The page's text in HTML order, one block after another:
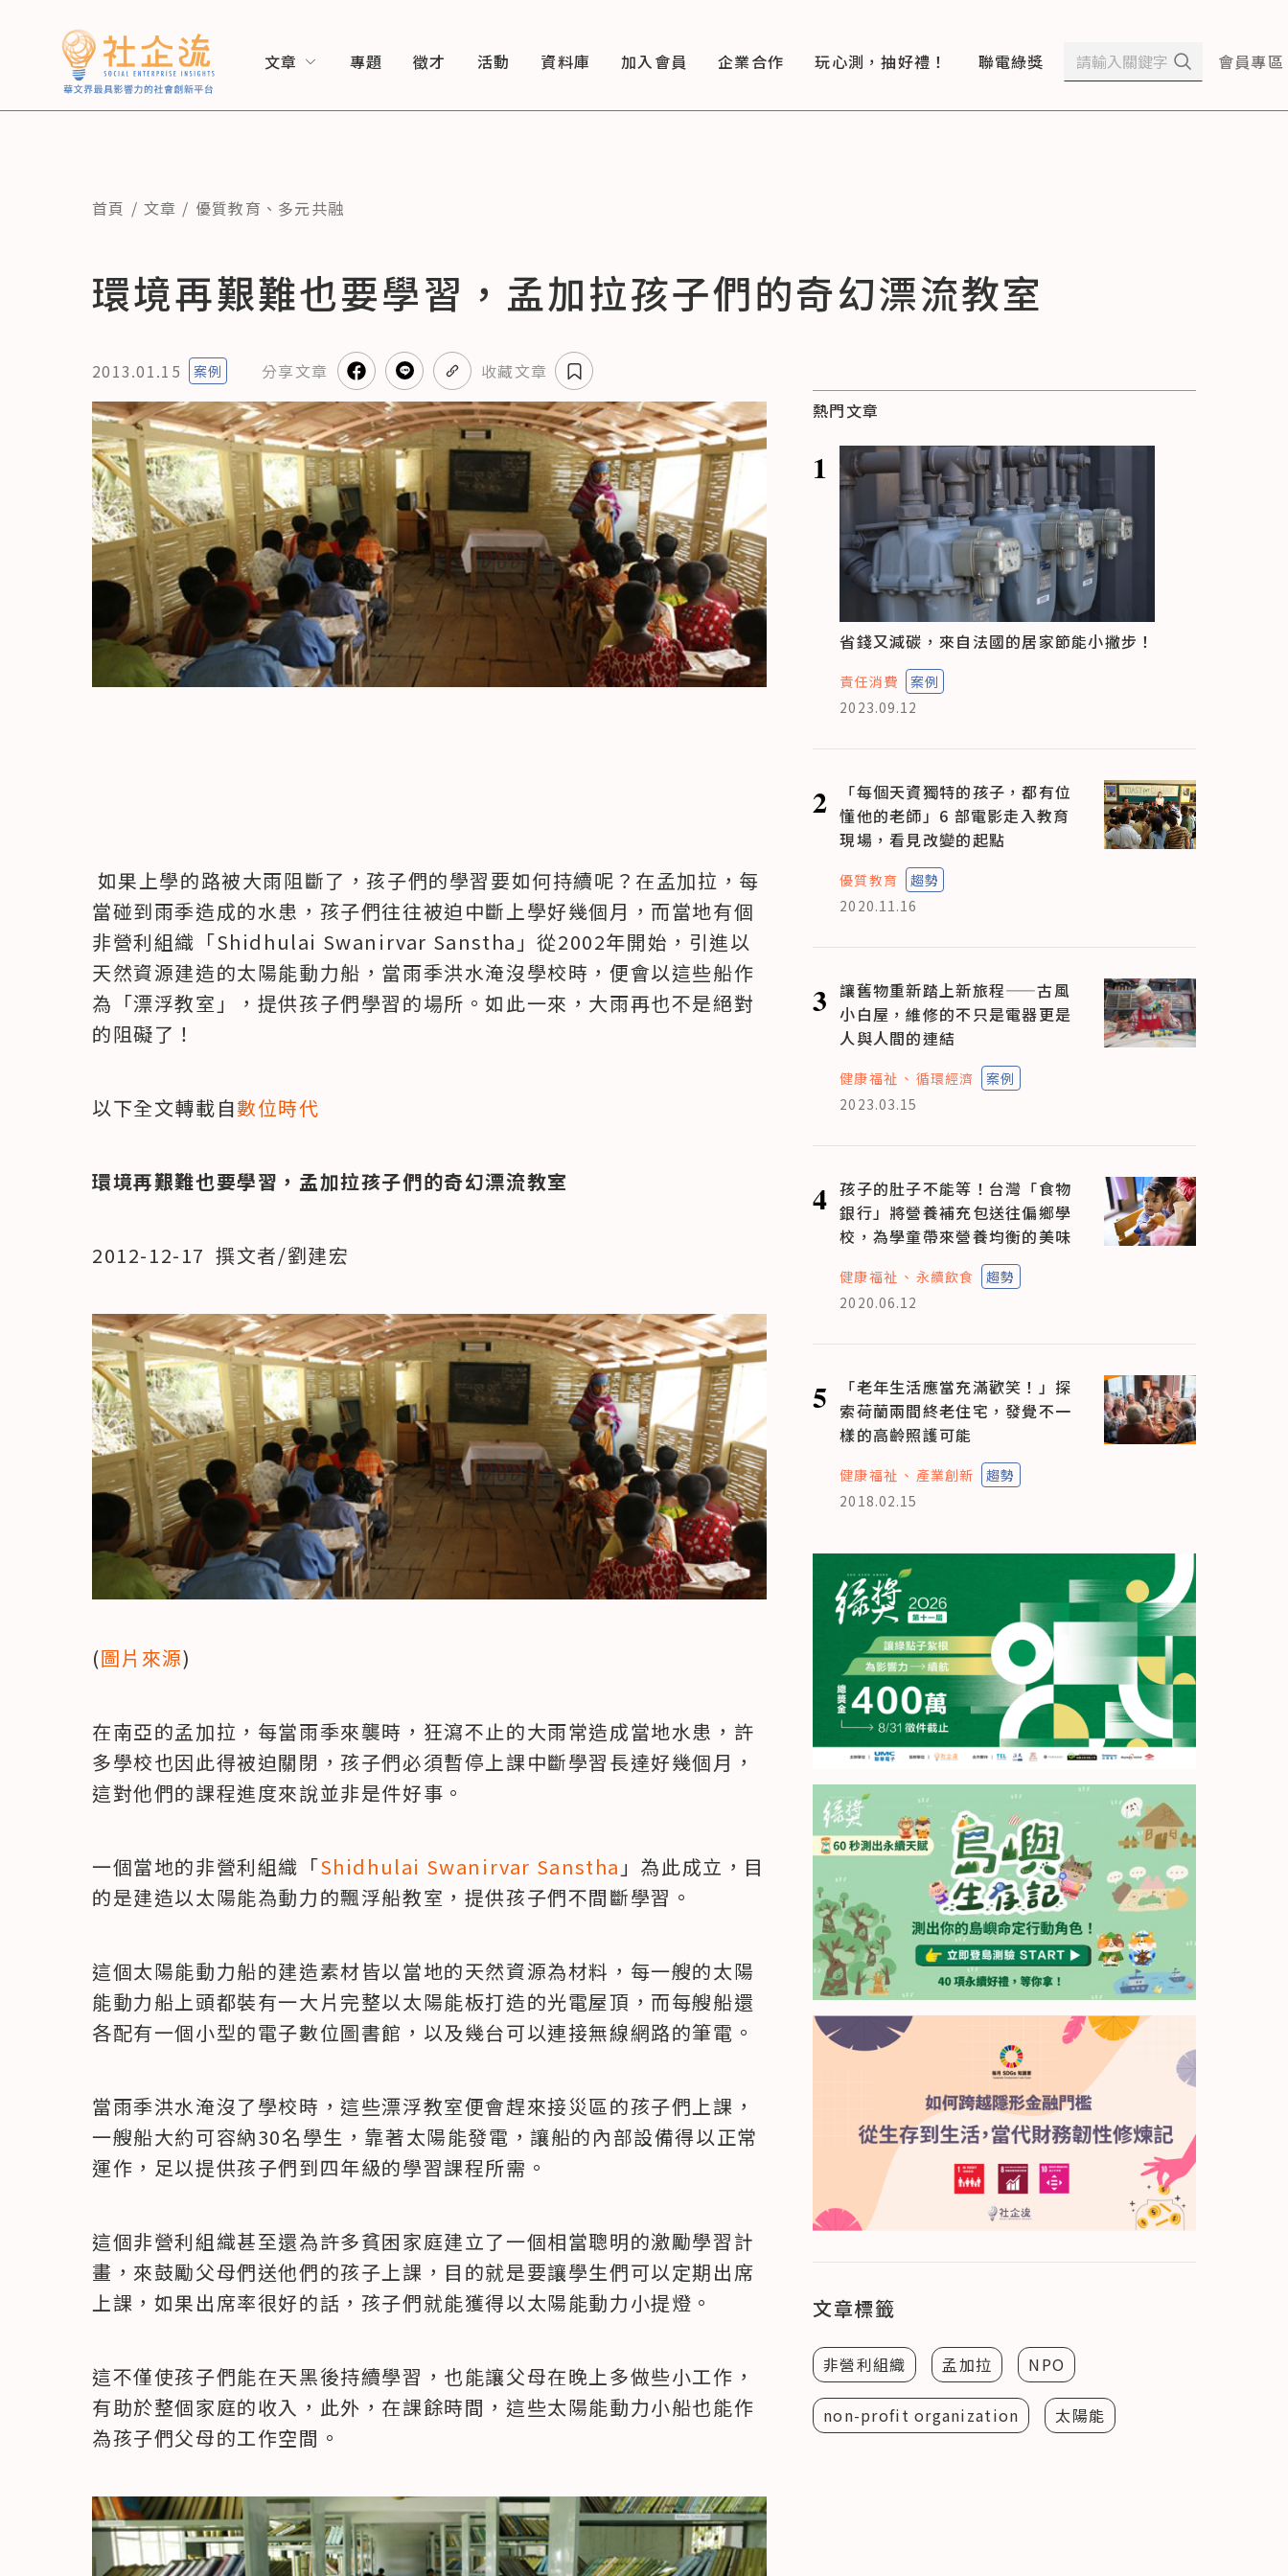
文章 專題 徵才 活動 資料庫 加入會員 企業合作 玩心測，抽好禮！ 聯電綠獎 會員專區
首頁 文章 優質教育 、 多元共融
環境再艱難也要學習，孟加拉孩子們的奇幻漂流教室
2013.01.15 案例 分享文章 收藏文章
如果上學的路被大雨阻斷了，孩子們的學習要如何持續呢？在孟加拉，每
當碰到雨季造成的水患，孩子們往往被迫中斷上學好幾個月，而當地有個
非營利組織「Shidhulai Swanirvar Sanstha」從2002年開始，引進以
天然資源建造的太陽能動力船，當雨季洪水淹沒學校時，便會以這些船作
為「漂浮教室」，提供孩子們學習的場所。如此一來，大雨再也不是絕對
的阻礙了！
以下全文轉載自數位時代
環境再艱難也要學習，孟加拉孩子們的奇幻漂流教室
2012-12-17  撰文者/劉建宏
(圖片來源)
在南亞的孟加拉，每當雨季來襲時，狂瀉不止的大雨常造成當地水患，許
多學校也因此得被迫關閉，孩子們必須暫停上課中斷學習長達好幾個月，
這對他們的課程進度來說並非是件好事。
一個當地的非營利組織「Shidhulai Swanirvar Sanstha 」為此成立，目
的是建造以太陽能為動力的飄浮船教室，提供孩子們不間斷學習。
這個太陽能動力船的建造素材皆以當地的天然資源為材料，每一艘的太陽
能動力船上頭都裝有一大片完整以太陽能板打造的光電屋頂，而每艘船還
各配有一個小型的電子數位圖書館，以及幾台可以連接無線網路的筆電。
當雨季洪水淹沒了學校時，這些漂浮教室便會趕來接災區的孩子們上課，
一艘船大約可容納30名學生，靠著太陽能發電，讓船的內部設備得以正常
運作，足以提供孩子們到四年級的學習課程所需。
這個非營利組織甚至還為許多貧困家庭建立了一個相當聰明的激勵學習計
畫，來鼓勵父母們送他們的孩子上課，目的就是要讓學生們可以定期出席
上課，如果出席率很好的話，孩子們就能獲得以太陽能動力小提燈。
這不僅使孩子們能在天黑後持續學習，也能讓父母在晚上多做些小工作，
有助於整個家庭的收入，此外，在課餘時間，這些太陽能動力小船也能作
為孩子們父母的工作空間。
熱門文章
1
省錢又減碳，來自法國的居家節能小撇步！
責任消費
案例
2023.09.12
2
「每個天資獨特的孩子，都有位
懂他的老師」6 部電影走入教育
現場，看見改變的起點
優質教育
趨勢
2020.11.16
3
讓舊物重新踏上新旅程——古風
小白屋，維修的不只是電器更是
人與人間的連結
健康福祉 循環經濟
案例
2023.03.15
4 孩子的肚子不能等！台灣「食物
銀行」將營養補充包送往偏鄉學
校，為學童帶來營養均衡的美味
健康福祉 永續飲食
趨勢
2020.06.12
5
「老年生活應當充滿歡笑！」探
索荷蘭兩間終老住宅，發覺不一
樣的高齡照護可能
健康福祉 產業創新
趨勢
2018.02.15
文章標籤
非營利組織 孟加拉 NPO
non-profit organization 太陽能